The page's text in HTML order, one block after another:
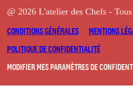
@ 2026 L'atelier des Chefs -
CONDITIONS GÉNÉRALES
MENTIONS
POLITIQUE DE CONFIDENTIALITÉ
MODIFIER MES PARAMÈTRES DE